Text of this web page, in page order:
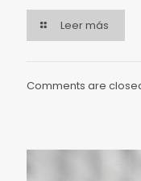
Leer más
Comments are